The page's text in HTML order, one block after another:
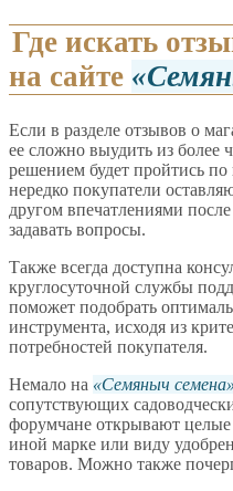
Где искать
на сайте
Если в разделе отзывов о
ее сложно выудить из более
решением будет пройтись
нередко покупатели
другом впечатлениями
задавать вопросы.
Также всегда доступна
круглосуточной службы
поможет подобрать
инструмента, исходя из
потребностей покупателя.
Немало на
Семяныч семена
сопутствующих
форумчане открывают
иной марке или виду
товаров. Можно также